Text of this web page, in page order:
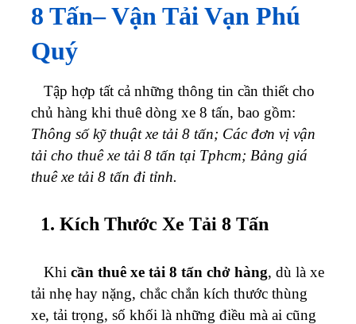
8 Tấn– Vận Tải Vạn Phú
Quý
Tập hợp tất cả những thông tin cần thiết cho
chủ hàng khi thuê dòng xe 8 tấn, bao gồm:
Thông số kỹ thuật xe tải 8 tấn; Các đơn vị vận
tải cho thuê xe tải 8 tấn tại Tphcm; Bảng giá
thuê xe tải 8 tấn đi tỉnh.
1. Kích Thước Xe Tải 8 Tấn
Khi cần thuê xe tải 8 tấn chở hàng, dù là xe
tải nhẹ hay nặng, chắc chắn kích thước thùng
xe, tải trọng, số khối là những điều mà ai cũng